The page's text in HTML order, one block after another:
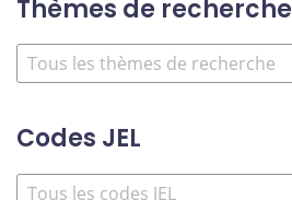
Thèmes de recherche
Codes JEL